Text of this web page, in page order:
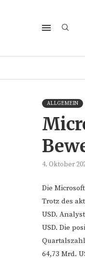
ALLGEMEIN
4. Oktober
Die
Trotz des
USD.
USD. Die
64,73 Mrd.